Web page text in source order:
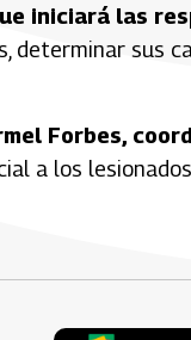
iniciará las
determinar sus
Forbes,
a los